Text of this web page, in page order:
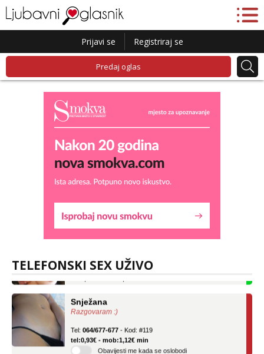
Prijavi se Registriraj se
Predaj oglas
TELEFONSKI SEX UŽIVO
Tel:064/677-677 - Kod: #69
tel:0,93€ - mob:1,12€ min
Razgovaram :)
tel:0,93€ - mob:1,12€ min
Obavijesti me kada se oslobodi